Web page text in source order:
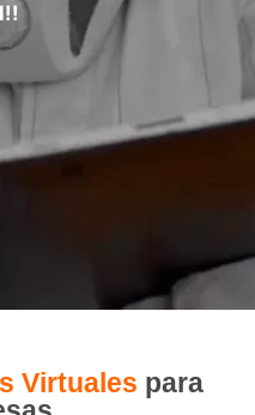
Virtuales para